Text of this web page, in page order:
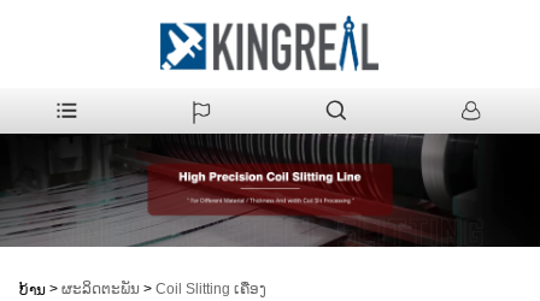
ບ້ານ > ຜະລິດຕະພັນ > Coil Slitting ເຄື່ອງ